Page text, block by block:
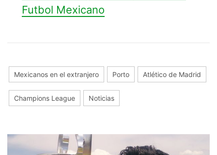
Futbol Mexicano
Mexicanos en el extranjero Porto Atlético de Madrid
Champions League Noticias